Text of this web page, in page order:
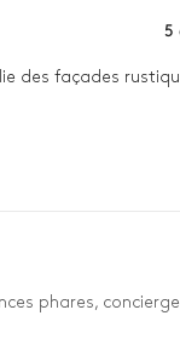
5
des façades
jusqu'à 10
: commencez
tranquillité
isolé au milieu
phares,